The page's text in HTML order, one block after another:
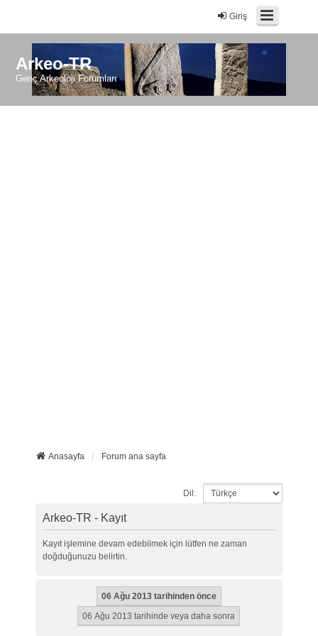
Giriş
Arkeo-TR
Genç Arkeoloji Forumları
Anasayfa Forum ana sayfa
Dil:
Arkeo-TR - Kayıt
Kayıt işlemine devam edebilmek için lütfen ne zaman
doğduğunuzu belirtin.